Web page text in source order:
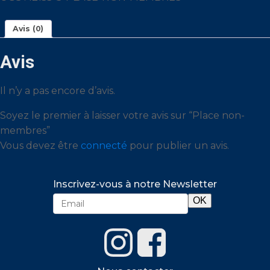
Avis (0)
Avis
Il n’y a pas encore d’avis.
Soyez le premier à laisser votre avis sur “Place non-
membres”
Vous devez être connecté pour publier un avis.
Inscrivez-vous à notre Newsletter